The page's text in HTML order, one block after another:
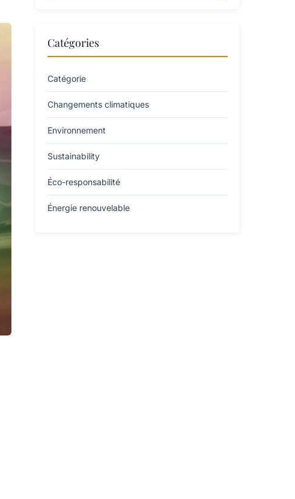
Catégories
Catégorie
Changements climatiques
Environnement
Sustainability
Éco-responsabilité
Énergie renouvelable